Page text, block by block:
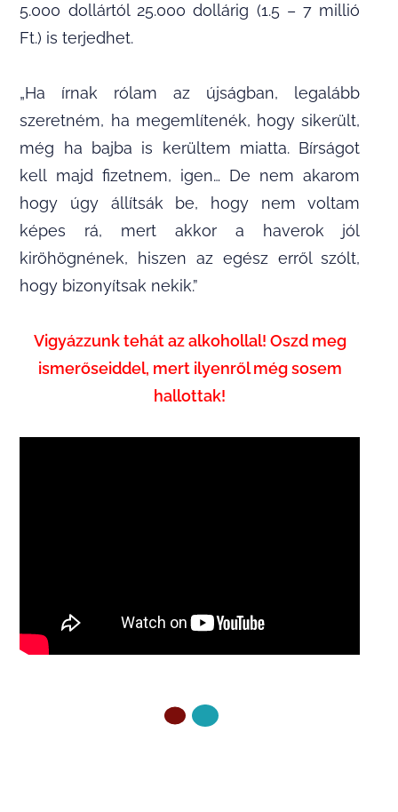
5.000 dollártól 25.000 dollárig (1.5 – 7 millió
Ft.) is terjedhet.
„Ha írnak rólam az újságban, legalább
szeretném, ha megemlítenék, hogy sikerült,
még ha bajba is kerültem miatta. Bírságot
kell majd fizetnem, igen… De nem akarom
hogy úgy állítsák be, hogy nem voltam
képes rá, mert akkor a haverok jól
kiröhögnének, hiszen az egész erről szólt,
hogy bizonyítsak nekik.”
Vigyázzunk tehát az alkohollal! Oszd meg
ismerőseiddel, mert ilyenről még sosem
hallottak!